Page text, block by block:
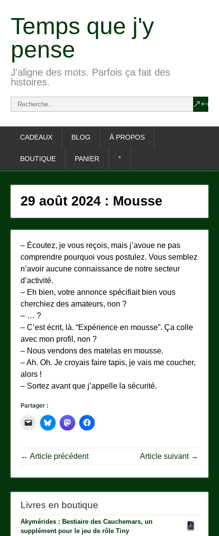
Temps que j'y
pense
J'aligne des mots. Parfois ça fait des
histoires.
CADEAUX BLOG À PROPOS
BOUTIQUE PANIER °
29 août 2024 : Mousse
– Écoutez, je vous reçois, mais j’avoue ne pas
comprendre pourquoi vous postulez. Vous semblez
n’avoir aucune connaissance de notre secteur
d’activité.
– Eh bien, votre annonce spécifiait bien vous
cherchiez des amateurs, non ?
– … ?
– C’est écrit, là. “Expérience en mousse”. Ça colle
avec mon profil, non ?
– Nous vendons des matelas en mousse.
– Ah. Oh. Je croyais faire tapis, je vais me coucher,
alors !
– Sortez avant que j’appelle la sécurité.
Partager :
← Article précédent Article suivant →
Livres en boutique
Akymérides : Bestiaire des Cauchemars, un
supplément pour le jeu de rôle Tiny